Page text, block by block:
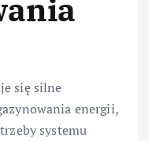
się silne
energii,
systemu